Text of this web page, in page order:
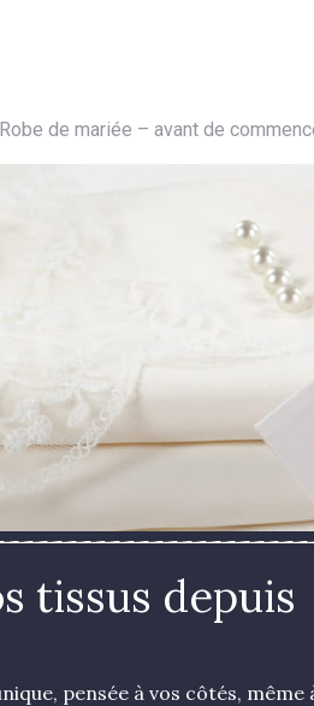
Robe de mariée – avant de
tissus depuis
pensée à vos côtés, même